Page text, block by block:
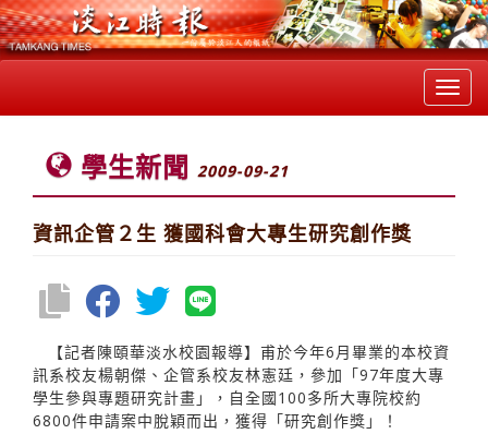
學生新聞 2009-09-21
資訊企管２生 獲國科會大專生研究創作獎
【記者陳頤華淡水校園報導】甫於今年6月畢業的本校資
訊系校友楊朝傑、企管系校友林憲廷，參加「97年度大專
學生參與專題研究計畫」，自全國100多所大專院校約
6800件申請案中脫穎而出，獲得「研究創作獎」！